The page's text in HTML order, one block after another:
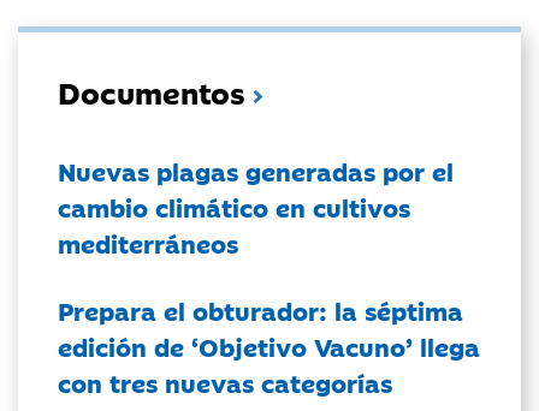
Documentos
Nuevas plagas generadas por el
cambio climático en cultivos
mediterráneos
Prepara el obturador: la séptima
edición de ‘Objetivo Vacuno’ llega
con tres nuevas categorías